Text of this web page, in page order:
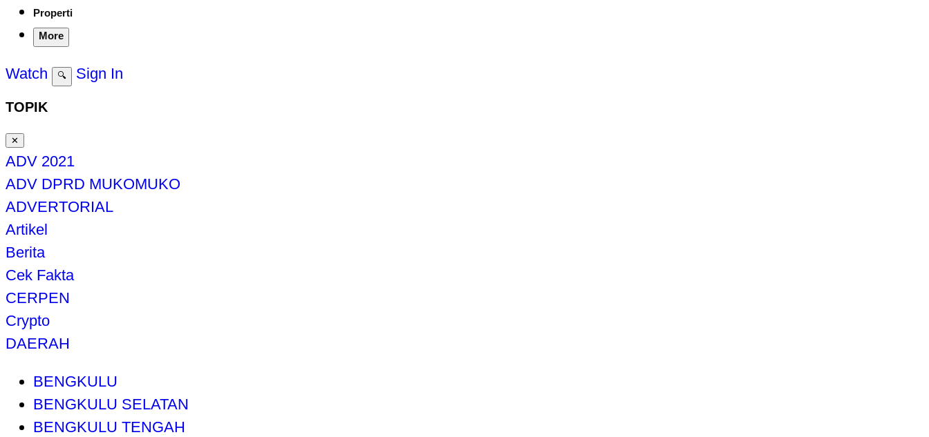
Properti
More
Watch 🔍 Sign In
TOPIK
✕
ADV 2021
ADV DPRD MUKOMUKO
ADVERTORIAL
Artikel
Berita
Cek Fakta
CERPEN
Crypto
DAERAH
BENGKULU
BENGKULU SELATAN
BENGKULU TENGAH